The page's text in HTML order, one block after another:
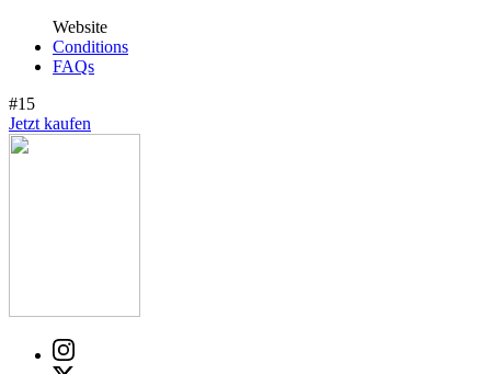
Website
Conditions
FAQs
#15
Jetzt kaufen